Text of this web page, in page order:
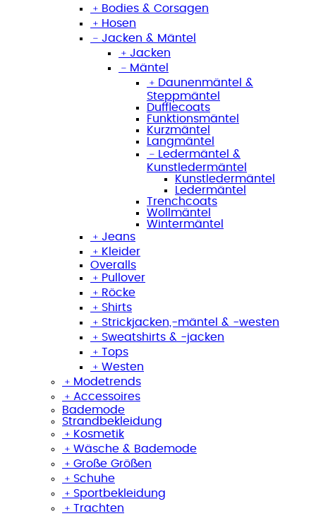
﹢ Bodies & Corsagen
﹢ Hosen
﹣ Jacken & Mäntel
﹢ Jacken
﹣ Mäntel
﹢ Daunenmäntel &
Steppmäntel
Dufflecoats
Funktionsmäntel
Kurzmäntel
Langmäntel
﹣
Ledermäntel &
Kunstledermäntel
Kunstledermäntel
Ledermäntel
Trenchcoats
Wollmäntel
Wintermäntel
﹢ Jeans
﹢ Kleider
Overalls
﹢ Pullover
﹢ Röcke
﹢ Shirts
﹢ Strickjacken,-mäntel & -westen
﹢ Sweatshirts & -jacken
﹢ Tops
﹢ Westen
﹢ Modetrends
﹢ Accessoires
Bademode
Strandbekleidung
﹢ Kosmetik
﹢ Wäsche & Bademode
﹢ Große Größen
﹢ Schuhe
﹢ Sportbekleidung
﹢ Trachten